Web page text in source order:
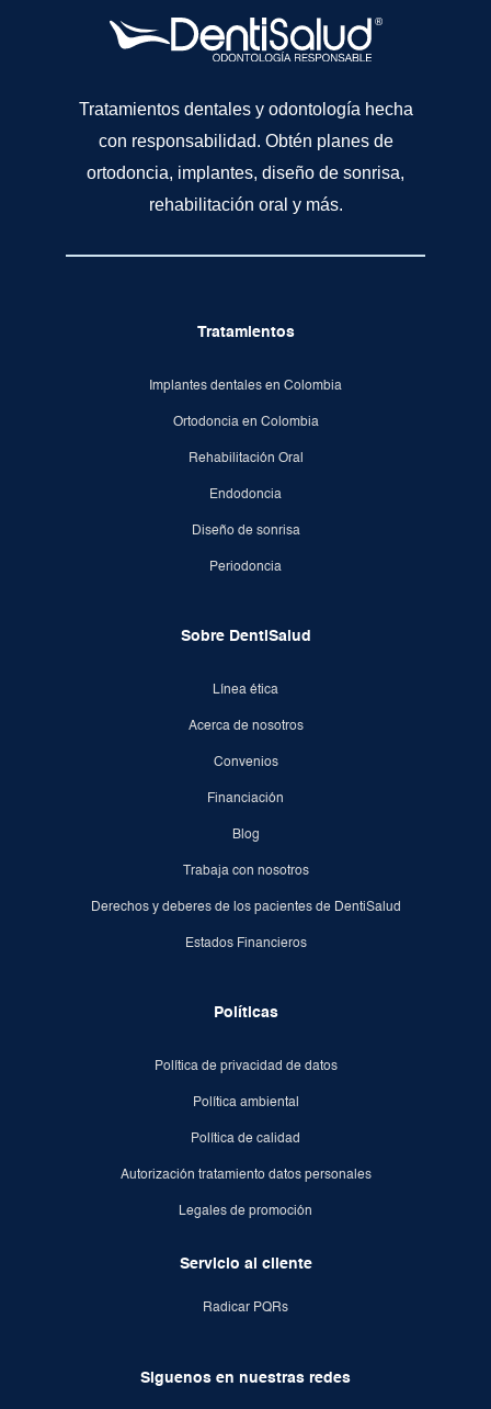
Tratamientos dentales y odontología hecha
con responsabilidad. Obtén planes de
ortodoncia, implantes, diseño de sonrisa,
rehabilitación oral y más.
Tratamientos
Implantes dentales en Colombia
Ortodoncia en Colombia
Rehabilitación Oral
Endodoncia
Diseño de sonrisa
Periodoncia
Sobre DentiSalud
Línea ética
Acerca de nosotros
Convenios
Financiación
Blog
Trabaja con nosotros
Derechos y deberes de los pacientes de DentiSalud
Estados Financieros
Políticas
Política de privacidad de datos
Política ambiental
Política de calidad
Autorización tratamiento datos personales
Legales de promoción
Servicio al cliente
Radicar PQRs
Siguenos en nuestras redes